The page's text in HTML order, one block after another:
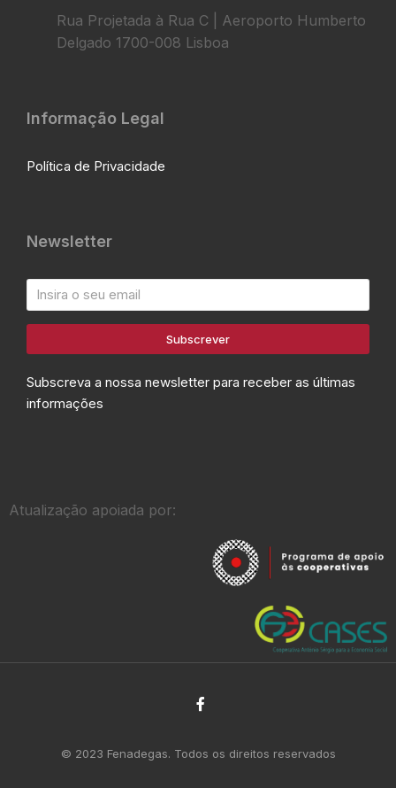
Rua Projetada à Rua C | Aeroporto Humberto
Delgado 1700-008 Lisboa
Informação Legal
Política de Privacidade
Newsletter
Subscrever
Subscreva a nossa newsletter para receber as últimas
informações
Atualização apoiada por:
© 2023 Fenadegas. Todos os direitos reservados